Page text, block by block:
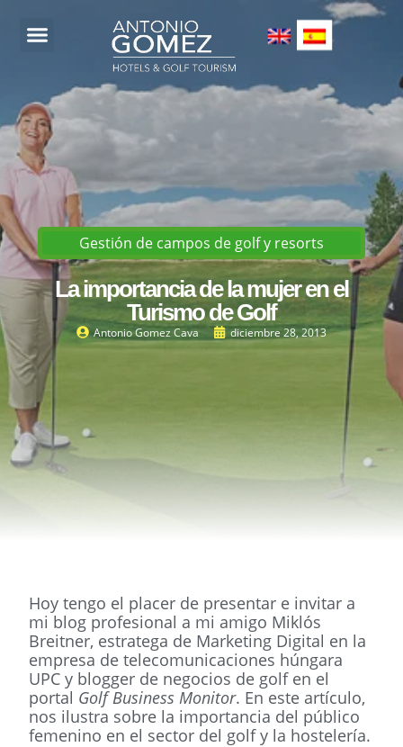
Gestión de campos de golf y resorts
La importancia de la mujer en el
Turismo de Golf
Antonio Gomez Cava diciembre 28, 2013
Hoy tengo el placer de presentar e invitar a
mi blog profesional a mi amigo Miklós
Breitner, estratega de Marketing Digital en la
empresa de telecomunicaciones húngara
UPC y blogger de negocios de golf en el
portal Golf Business Monitor. En este artículo,
nos ilustra sobre la importancia del público
femenino en el sector del golf y la hostelería.